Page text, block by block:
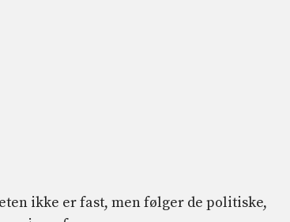
ikke er fast, men følger de politiske,